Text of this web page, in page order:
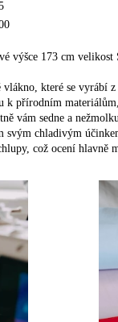
výšce 173 cm velikost
vlákno, které se vyrábí
k přírodním
vám sedne a
svým chladivým
což ocení hlavně